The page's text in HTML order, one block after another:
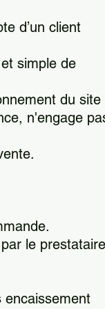
d’un client
simple de
du site
n'engage
le
encaissement